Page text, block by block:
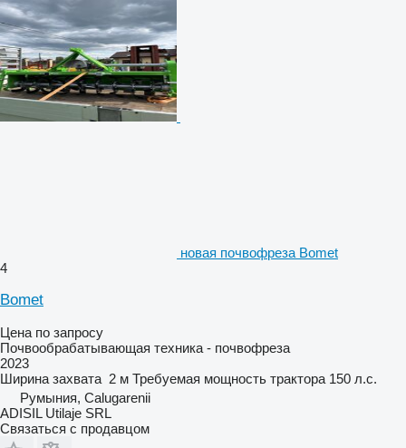
новая почвофреза Bomet
4
Bomet
Цена по запросу
Почвообрабатывающая техника - почвофреза
2023
Ширина захвата 2 м Требуемая мощность трактора 150 л.с.
Румыния, Calugarenii
ADISIL Utilaje SRL
Связаться с продавцом